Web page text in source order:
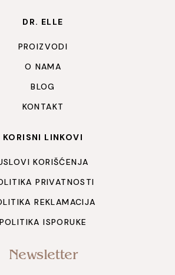
DR. ELLE
PROIZVODI
O NAMA
BLOG
KONTAKT
KORISNI LINKOVI
KORIŠĆENJA
PRIVATNOSTI
REKLAMACIJA
POLITIKA ISPORUKE
Newsletter